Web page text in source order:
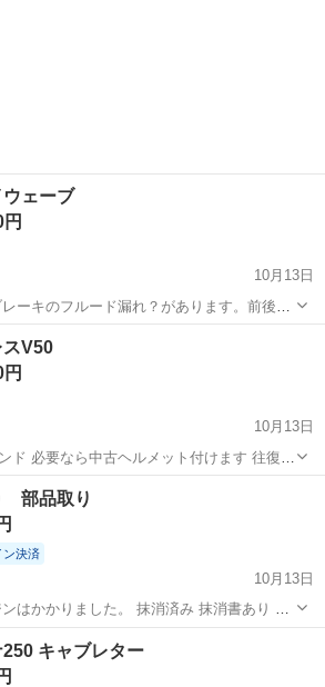
ウェーブ
10月13日
ーキのフルード漏れ？があります。前後で
ばっかりです。 外装は割れはあります。
。 自走はできないです。
スV50
10月13日
必要なら中古ヘルメット付けます 往復10
難病になり乗れなくなったので手放します
抹消後引き渡しになります コケ傷など気
...
ヘルメット
部品取り
ン決済
10月13日
た。 抹消済み 抹消書あり 軽
いします。
部品取り
250 キャブレター